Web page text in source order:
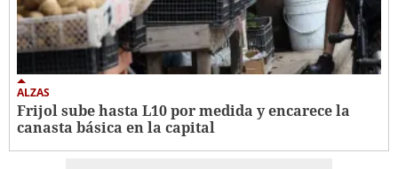
ALZAS
Frijol sube hasta L10 por medida y encarece la
canasta básica en la capital